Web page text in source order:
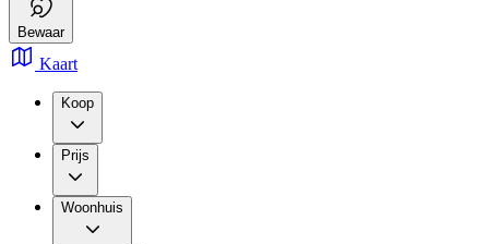
Bewaar
Kaart
Koop
Prijs
Woonhuis